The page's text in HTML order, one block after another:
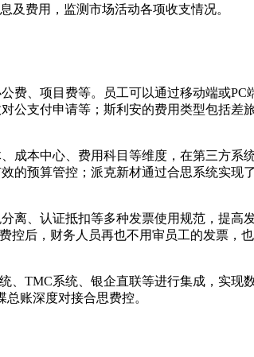
及费用，监测市场活动各项收支情况。
费、项目费等。员工可以通过移动端或
支付申请等；斯利安的费用类型包括差
成本中心、费用科目等维度，在第三方
预算管控；派克新材通过合思系统实现
离、认证抵扣等多种发票使用规范，提
后，财务人员再也不用审员工的发票，也
TMC系统、银企直联等进行集成，实
账深度对接合思费控。